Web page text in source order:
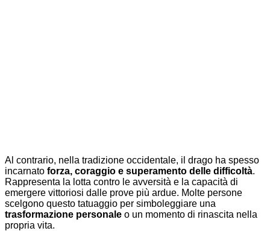
Al contrario, nella tradizione occidentale, il drago ha spesso
incarnato forza, coraggio e superamento delle difficoltà.
Rappresenta la lotta contro le avversità e la capacità di
emergere vittoriosi dalle prove più ardue. Molte persone
scelgono questo tatuaggio per simboleggiare una
trasformazione personale o un momento di rinascita nella
propria vita.